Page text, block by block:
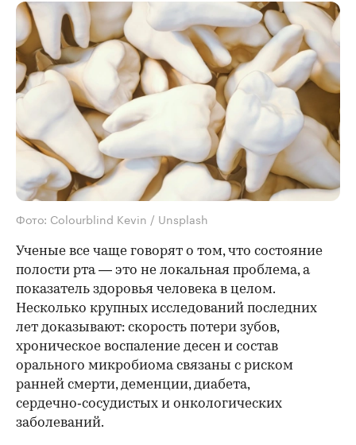
Фото: Colourblind Kevin / Unsplash
Ученые все чаще говорят о том, что состояние
полости рта — это не локальная проблема, а
показатель здоровья человека в целом.
Несколько крупных исследований последних
лет доказывают: скорость потери зубов,
хроническое воспаление десен и состав
орального микробиома связаны с риском
ранней смерти, деменции, диабета,
сердечно‑сосудистых и онкологических
заболеваний.